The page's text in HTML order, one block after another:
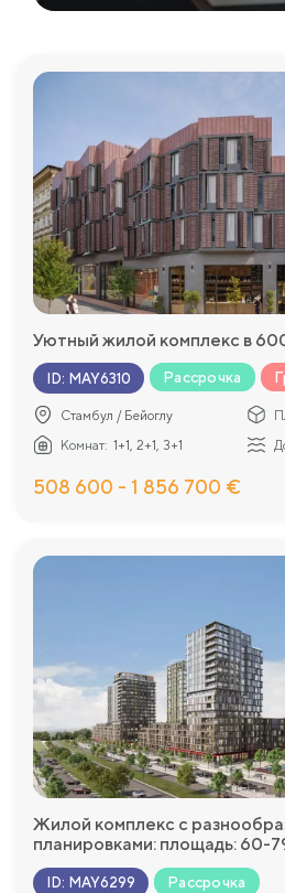
Уютный жилой комплекс в
ID: MAY6310 Рассрочка
Стамбул / Бейоглу
Комнат: 1+1, 2+1, 3+1
508 600 - 1 856 700 €
Жилой комплекс с
планировками: площадь: 60-
ID: MAY6299 Рассрочка